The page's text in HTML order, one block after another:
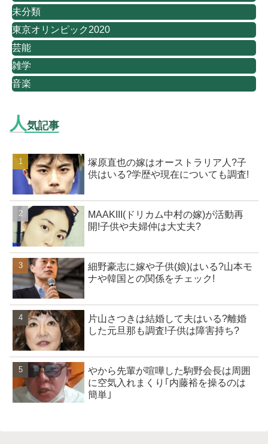
未分類
東京オリンピック2020
芸能
雑学
音楽
人気記事
塚原直也の嫁はオーストラリア人?子
供はいる?学歴や現在についても調査!
MAAKIII(ドリカム中村の嫁)が活動再
開!子供や夫婦仲は大丈夫?
細野豪志に嫁や子供(娘)はいる?山本モ
ナや韓国との関係をチェック!
片山さつきは結婚して夫はいる?離婚
した元旦那も調査!子供は障害持ち?
やから先輩が喧嘩した駒野会長は周囲
に空気入れまくり｢内藤裕を操るのは
簡単｣